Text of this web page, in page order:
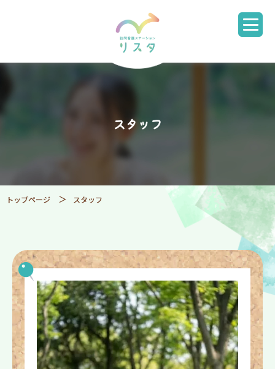
スタッフ
トップページ スタッフ